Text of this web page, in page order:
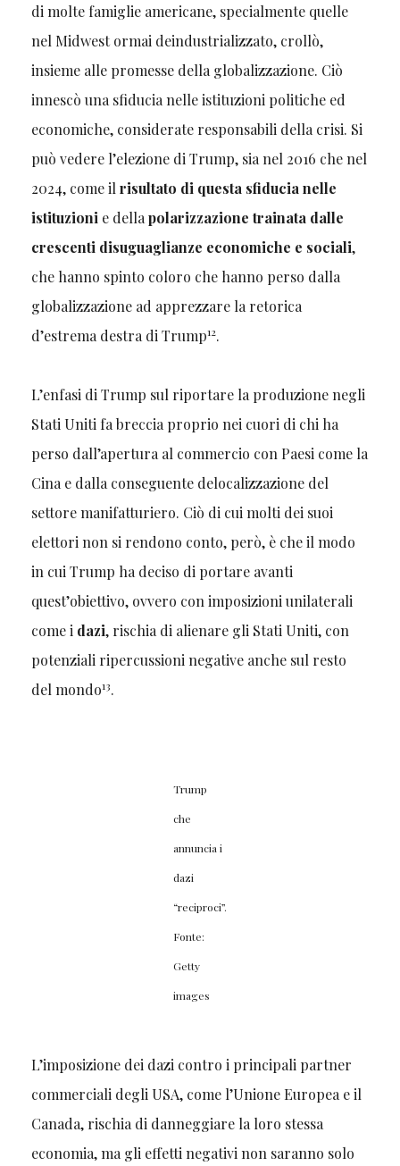
di molte famiglie americane, specialmente quelle
nel Midwest ormai deindustrializzato, crollò,
insieme alle promesse della globalizzazione. Ciò
innescò una sfiducia nelle istituzioni politiche ed
economiche, considerate responsabili della crisi. Si
può vedere l’elezione di Trump, sia nel 2016 che nel
2024, come il risultato di questa sfiducia nelle
istituzioni e della polarizzazione trainata dalle
crescenti disuguaglianze economiche e sociali,
che hanno spinto coloro che hanno perso dalla
globalizzazione ad apprezzare la retorica
d’estrema destra di Trump12.
L’enfasi di Trump sul riportare la produzione negli
Stati Uniti fa breccia proprio nei cuori di chi ha
perso dall’apertura al commercio con Paesi come la
Cina e dalla conseguente delocalizzazione del
settore manifatturiero. Ciò di cui molti dei suoi
elettori non si rendono conto, però, è che il modo
in cui Trump ha deciso di portare avanti
quest’obiettivo, ovvero con imposizioni unilaterali
come i dazi, rischia di alienare gli Stati Uniti, con
potenziali ripercussioni negative anche sul resto
del mondo13.
Trump
che
annuncia i
dazi
“reciproci”.
Fonte:
Getty
images
L’imposizione dei dazi contro i principali partner
commerciali degli USA, come l’Unione Europea e il
Canada, rischia di danneggiare la loro stessa
economia, ma gli effetti negativi non saranno solo